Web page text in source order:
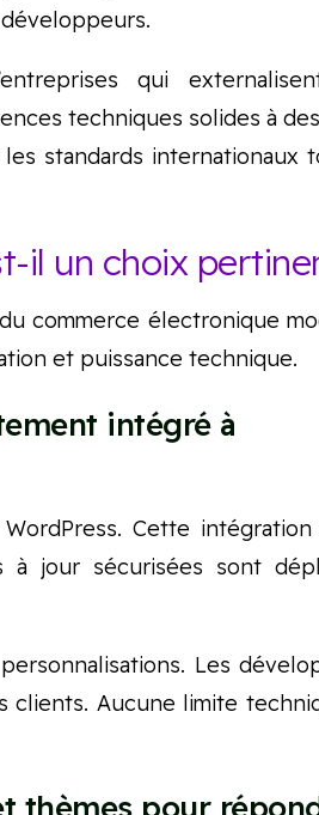
qui
techniques solides à
standards internationaux
il un choix
commerce électronique
et puissance technique.
intégré à
Cette intégration
jour sécurisées sont
Les
clients. Aucune limite